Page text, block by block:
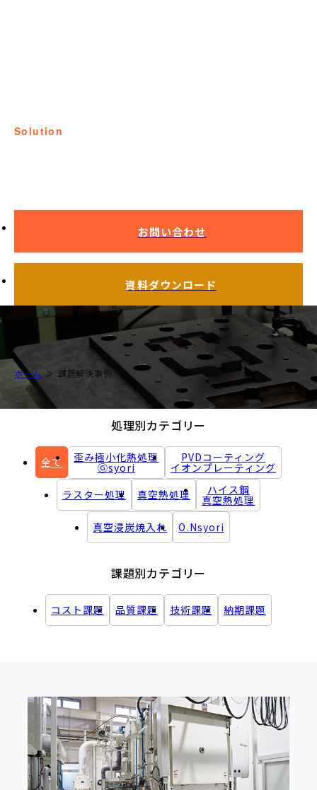
solution
お問い合わせ
資料ダウンロード
ホーム 課題解決事例
処理別カテゴリー
全て 歪み極小化熱処理
Ⓖsyori
PVDコーティング
イオンプレーティング
ラスター処理
真空熱処理 ハイス鋼
真空熱処理
真空浸炭焼入れ
O.Nsyori
課題別カテゴリー
コスト課題 品質課題 技術課題 納期課題